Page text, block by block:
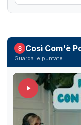
Così Com'è
Guarda le puntate